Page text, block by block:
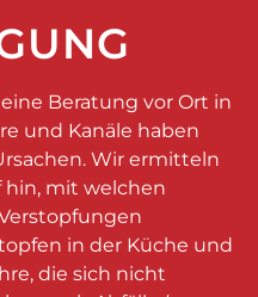
Beratung vor Ort in
und Kanäle haben
Wir ermitteln
hin, mit welchen
in der Küche und
die sich nicht